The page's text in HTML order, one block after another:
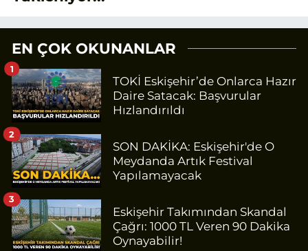
EN ÇOK OKUNANLAR
TOKİ Eskişehir’de Onlarca Hazır
Daire Satacak: Başvurular
Hızlandırıldı
1
SON DAKİKA: Eskişehir'de O
Meydanda Artık Festival
Yapılamayacak
2
Eskişehir Takımından Skandal
Çağrı: 1000 TL Veren 90 Dakika
Oynayabilir!
3